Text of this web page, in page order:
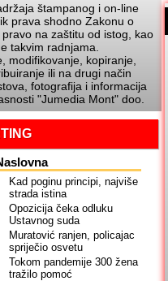
štampanog i on-line
prava shodno Zakonu o
na zaštitu od istog, kao
takvim radnjama.
modifikovanje, kopiranje,
ili na drugi način
fotografija i informacija
Jumedia Mont doo.
Kad poginu principi, najviše
strada istina
Opozicija čeka odluku
Ustavnog suda
Muratović ranjen, policajac
spriječio osvetu
Tokom pandemije 300 žena
tražilo pomoć